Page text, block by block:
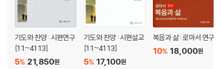
제28강
화해 (33:1-34:31) - 428
제29강
첫 믿음으로 돌아가라 (35:1-36:43) - 443
제30강
택함 받음과 미움 (37:1-36) - 459
기도와 찬양 : 시편연구
[1:1~41:13]
21,850원
5%
기도와 찬양 : 시편설교
[1:1~41:13]
17,100원
5%
복음과 삶 : 로마서 연구
18,000원
10%